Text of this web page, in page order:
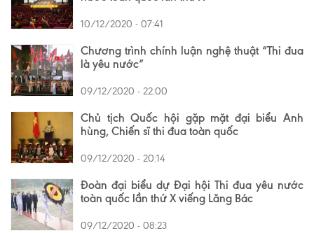
10/12/2020 - 07:41
Chương trình chính luận nghệ thuật “Thi đua
là yêu nước”
09/12/2020 - 22:00
Chủ tịch Quốc hội gặp mặt đại biểu Anh
hùng, Chiến sĩ thi đua toàn quốc
09/12/2020 - 20:14
Đoàn đại biểu dự Đại hội Thi đua yêu nước
toàn quốc lần thứ X viếng Lăng Bác
09/12/2020 - 08:23